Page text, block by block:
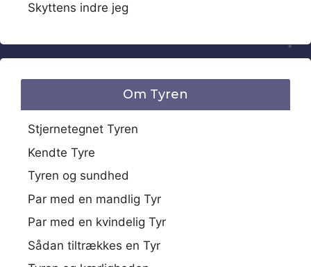
Skyttens indre jeg
Om Tyren
Stjernetegnet Tyren
Kendte Tyre
Tyren og sundhed
Par med en mandlig Tyr
Par med en kvindelig Tyr
Sådan tiltrækkes en Tyr